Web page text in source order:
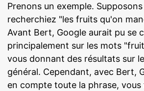
Prenons un exemple.
recherchiez "les fruits qu'on
Avant Bert, Google aurait pu se
principalement sur les mots
vous donnant des résultats sur
général. Cependant, avec Bert,
en compte toute la phrase,